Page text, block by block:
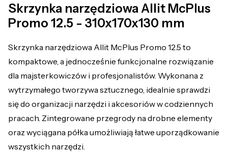
Skrzynka narzędziowa Allit McPlus
Promo 12.5 - 310x170x130 mm
Skrzynka narzędziowa Allit McPlus Promo 12.5 to
kompaktowe, a jednocześnie funkcjonalne rozwiązanie
dla majsterkowiczów i profesjonalistów. Wykonana z
wytrzymałego tworzywa sztucznego, idealnie sprawdzi
się do organizacji narzędzi i akcesoriów w codziennych
pracach. Zintegrowane przegrody na drobne elementy
oraz wyciągana półka umożliwiają łatwe uporządkowanie
wszystkich narzędzi.